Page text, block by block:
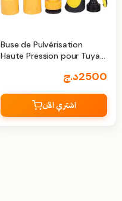
Buse de Pulvérisation
Haute Pression pour Tuyau
2500د.ج
اشتري الآن